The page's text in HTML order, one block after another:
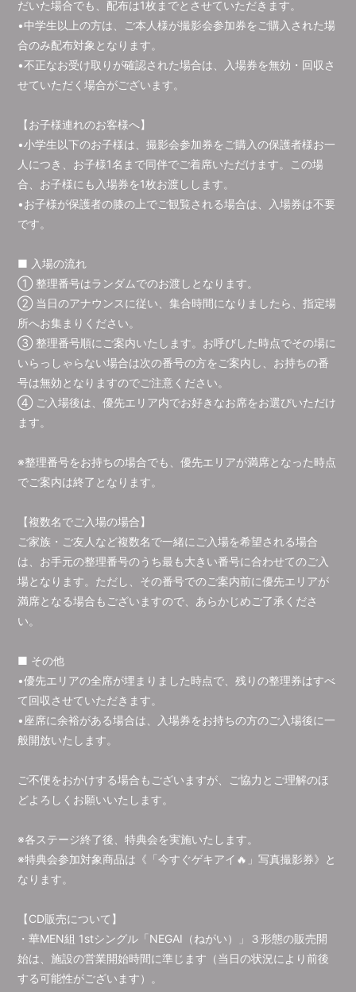
だいた場合でも、配布は1枚までとさせていただきます。
•中学生以上の方は、ご本人様が撮影会参加券をご購入された場
合のみ配布対象となります。
•不正なお受け取りが確認された場合は、入場券を無効・回収さ
せていただく場合がございます。
【お子様連れのお客様へ】
•小学生以下のお子様は、撮影会参加券をご購入の保護者様お一
人につき、お子様1名まで同伴でご着席いただけます。この場
合、お子様にも入場券を1枚お渡しします。
•お子様が保護者の膝の上でご観覧される場合は、入場券は不要
です。
■ 入場の流れ
① 整理番号はランダムでのお渡しとなります。
② 当日のアナウンスに従い、集合時間になりましたら、指定場
所へお集まりください。
③ 整理番号順にご案内いたします。お呼びした時点でその場に
いらっしゃらない場合は次の番号の方をご案内し、お持ちの番
号は無効となりますのでご注意ください。
④ ご入場後は、優先エリア内でお好きなお席をお選びいただけ
ます。
※整理番号をお持ちの場合でも、優先エリアが満席となった時点
でご案内は終了となります。
【複数名でご入場の場合】
ご家族・ご友人など複数名で一緒にご入場を希望される場合
は、お手元の整理番号のうち最も大きい番号に合わせてのご入
場となります。ただし、その番号でのご案内前に優先エリアが
満席となる場合もございますので、あらかじめご了承くださ
い。
■ その他
•優先エリアの全席が埋まりました時点で、残りの整理券はすべ
て回収させていただきます。
•座席に余裕がある場合は、入場券をお持ちの方のご入場後に一
般開放いたします。
ご不便をおかけする場合もございますが、ご協力とご理解のほ
どよろしくお願いいたします。
※各ステージ終了後、特典会を実施いたします。
※特典会参加対象商品は《「今すぐゲキアイ🔥」写真撮影券》と
なります。
【CD販売について】
・華MEN組 1stシングル「NEGAI（ねがい）」３形態の販売開
始は、施設の営業開始時間に準じます（当日の状況により前後
する可能性がございます）。